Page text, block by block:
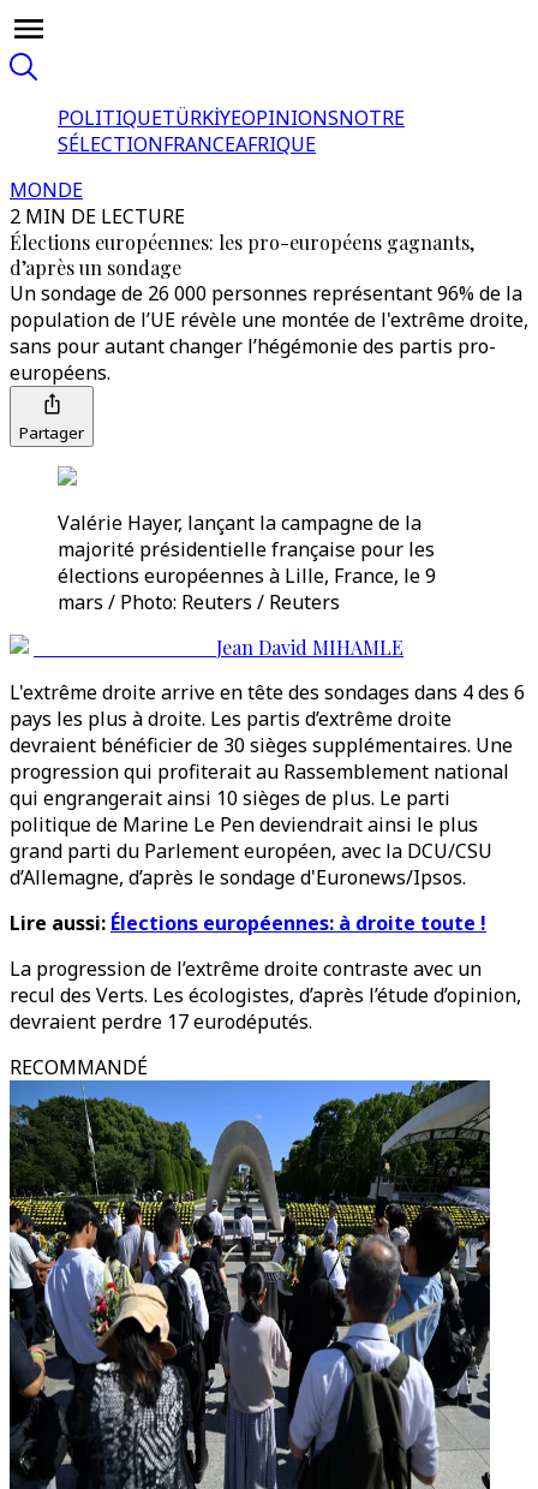
POLITIQUETÜRKİYEOPINIONSNOTRE
SÉLECTIONFRANCEAFRIQUE
MONDE
2 MIN DE LECTURE
Élections européennes: les pro-européens gagnants,
d’après un sondage
Un sondage de 26 000 personnes représentant 96% de la
population de l’UE révèle une montée de l'extrême droite,
sans pour autant changer l’hégémonie des partis pro-
européens.
Partager
Valérie Hayer, lançant la campagne de la
majorité présidentielle française pour les
élections européennes à Lille, France, le 9
mars / Photo: Reuters / Reuters
Jean David MIHAMLE
L'extrême droite arrive en tête des sondages dans 4 des 6
pays les plus à droite. Les partis d’extrême droite
devraient bénéficier de 30 sièges supplémentaires. Une
progression qui profiterait au Rassemblement national
qui engrangerait ainsi 10 sièges de plus. Le parti
politique de Marine Le Pen deviendrait ainsi le plus
grand parti du Parlement européen, avec la DCU/CSU
d’Allemagne, d’après le sondage d'Euronews/Ipsos.
Lire aussi: Élections européennes: à droite toute !
La progression de l’extrême droite contraste avec un
recul des Verts. Les écologistes, d’après l’étude d’opinion,
devraient perdre 17 eurodéputés.
RECOMMANDÉ